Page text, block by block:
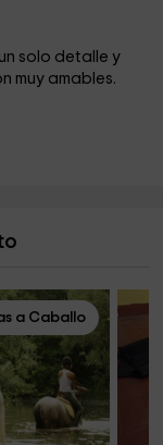
solo detalle y
muy amables.
a Caballo